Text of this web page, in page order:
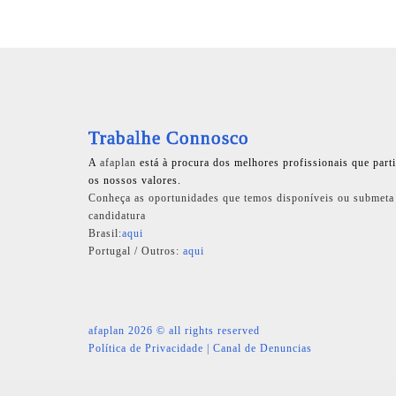
Trabalhe Connosco
A afaplan está à procura dos melhores profissionais que
os nossos valores.
Conheça as oportunidades que temos disponíveis ou submeta
candidatura
Brasil:aqui
Portugal / Outros: aqui
afaplan 2026 © all rights reserved
Política de Privacidade | Canal de Denuncias